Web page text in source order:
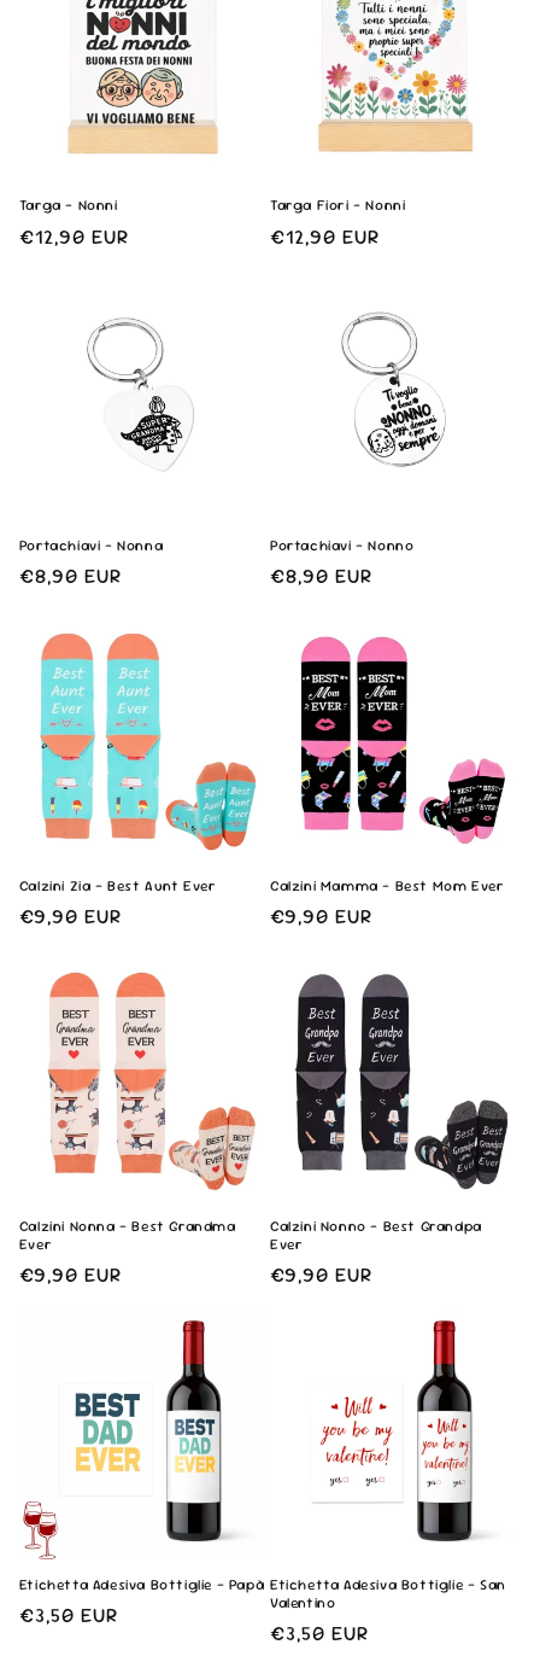
Targa - Nonni
Prezzo
€12,90 EUR
Targa Fiori - Nonni
Prezzo
€12,90 EUR
Portachiavi - Nonna
Prezzo
listino
€8,90 EUR
Portachiavi - Nonno
Prezzo
listino
€8,90 EUR
Calzini Zia - Best Aunt Ever
Prezzo
listino
€9,90 EUR
Calzini Mamma - Best Mom Ever
Prezzo
listino
€9,90 EUR
Calzini Nonna - Best Grandma
Ever
Prezzo
€9,90 EUR
Calzini Nonno - Best Grandpa
Ever
Prezzo
€9,90 EUR
Etichetta Adesiva Bottiglie - Papà
Prezzo
€3,50 EUR
Etichetta Adesiva Bottiglie - San
Valentino
Prezzo
€3,50 EUR